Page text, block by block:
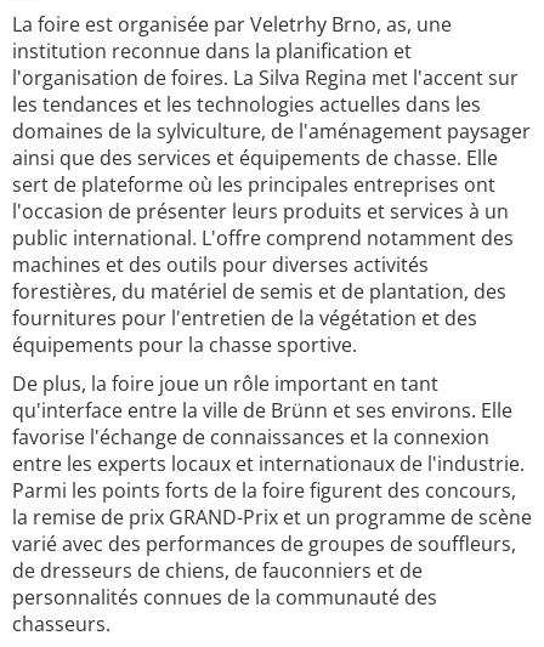
La foire est organisée par Veletrhy Brno, as, une
institution reconnue dans la planification et
l'organisation de foires. La Silva Regina met l'accent sur
les tendances et les technologies actuelles dans les
domaines de la sylviculture, de l'aménagement paysager
ainsi que des services et équipements de chasse. Elle
sert de plateforme où les principales entreprises ont
l'occasion de présenter leurs produits et services à un
public international. L'offre comprend notamment des
machines et des outils pour diverses activités
forestières, du matériel de semis et de plantation, des
fournitures pour l'entretien de la végétation et des
équipements pour la chasse sportive.
De plus, la foire joue un rôle important en tant
qu'interface entre la ville de Brünn et ses environs. Elle
favorise l'échange de connaissances et la connexion
entre les experts locaux et internationaux de l'industrie.
Parmi les points forts de la foire figurent des concours,
la remise de prix GRAND-Prix et un programme de scène
varié avec des performances de groupes de souffleurs,
de dresseurs de chiens, de fauconniers et de
personnalités connues de la communauté des
chasseurs.